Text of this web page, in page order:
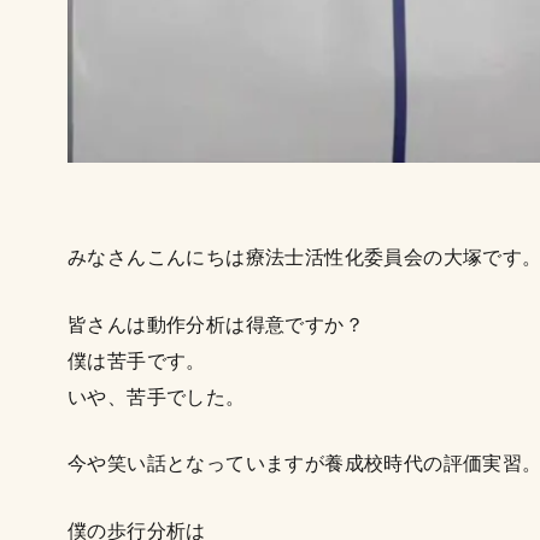
みなさんこんにちは療法士活性化委員会の大塚です
皆さんは動作分析は得意ですか？
僕は苦手です。
いや、苦手でした。
今や笑い話となっていますが養成校時代の評価実習
僕の歩行分析は